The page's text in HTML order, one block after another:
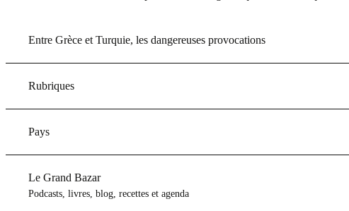
Entre Grèce et Turquie, les dangereuses provocations
Rubriques
Pays
Le Grand Bazar
Podcasts, livres, blog, recettes et agenda